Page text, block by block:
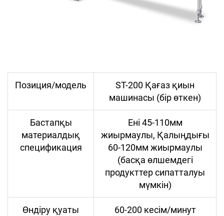
Позиция/модель
ST-200 Қағаз қиын
машинасы (бір өткен)
Бастапқы
материалдық
спецификация
Ені 45-110мм
жиырмаулы, Қалыңдығы
60-120мм жиырмаулы
(басқа өлшемдегі
продукттер сипатталуы
мүмкін)
Өндіру қуаты 60-200 кесім/минут